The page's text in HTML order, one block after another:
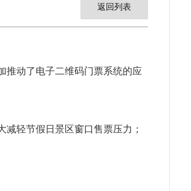
返回列表
推动了电子二维码门票系统的应
轻节假日景区窗口售票压力；